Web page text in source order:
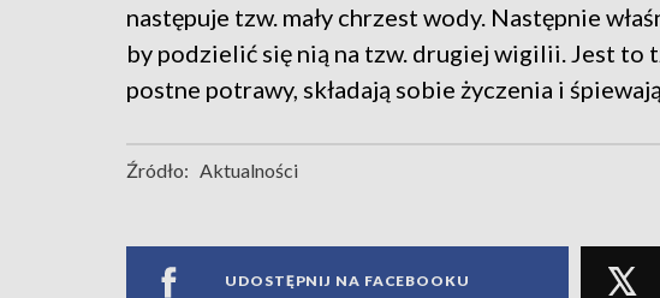
następuje tzw. mały chrzest wody. Następnie
by podzielić się nią na tzw. drugiej wigilii. Jest to
postne potrawy, składają sobie życzenia i
Źródło: Aktualności
UDOSTĘPNIJ NA FACEBOOKU